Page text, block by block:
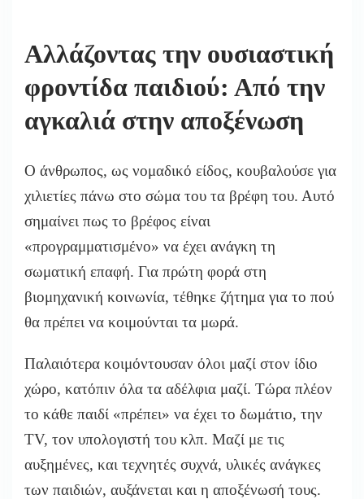
Αλλάζοντας την ουσιαστική
φροντίδα παιδιού: Από την
αγκαλιά στην αποξένωση
Ο άνθρωπος, ως νομαδικό είδος, κουβαλούσε για
χιλιετίες πάνω στο σώμα του τα βρέφη του. Αυτό
σημαίνει πως το βρέφος είναι
«προγραμματισμένο» να έχει ανάγκη τη
σωματική επαφή. Για πρώτη φορά στη
βιομηχανική κοινωνία, τέθηκε ζήτημα για το πού
θα πρέπει να κοιμούνται τα μωρά.
Παλαιότερα κοιμόντουσαν όλοι μαζί στον ίδιο
χώρο, κατόπιν όλα τα αδέλφια μαζί. Τώρα πλέον
το κάθε παιδί «πρέπει» να έχει το δωμάτιο, την
TV, τον υπολογιστή του κλπ. Μαζί με τις
αυξημένες, και τεχνητές συχνά, υλικές ανάγκες
των παιδιών, αυξάνεται και η αποξένωσή τους.